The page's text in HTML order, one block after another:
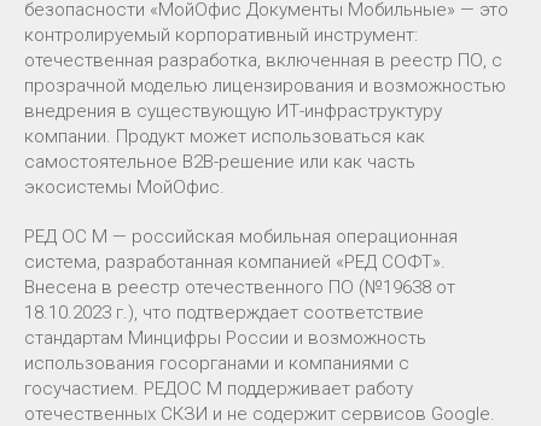
безопасности «МойОфис Документы Мобильные» — это
контролируемый корпоративный инструмент:
отечественная разработка, включенная в реестр ПО, с
прозрачной моделью лицензирования и возможностью
внедрения в существующую ИТ-инфраструктуру
компании. Продукт может использоваться как
самостоятельное B2B-решение или как часть
экосистемы МойОфис.
РЕД ОС М — российская мобильная операционная
система, разработанная компанией «РЕД СОФТ».
Внесена в реестр отечественного ПО (№19638 от
18.10.2023 г.), что подтверждает соответствие
стандартам Минцифры России и возможность
использования госорганами и компаниями с
госучастием. РЕДОС М поддерживает работу
отечественных СКЗИ и не содержит сервисов Google.